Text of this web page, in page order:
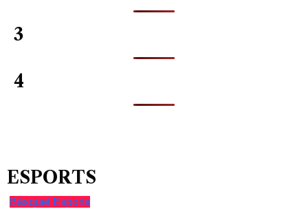
3
4
ESPORTS
Bàsquet Esports